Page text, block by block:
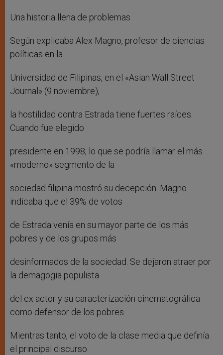
Una historia llena de problemas
Según explicaba Alex Magno, profesor de ciencias
políticas en la
Universidad de Filipinas, en el «Asian Wall Street
Journal» (9 noviembre),
la hostilidad contra Estrada tiene fuertes raíces.
Cuando fue elegido
presidente en 1998, lo que se podría llamar el más
«moderno» segmento de la
sociedad filipina mostró su decepción. Magno
indicaba que el 39% de votos
de Estrada venía en su mayor parte de los más
pobres y de los grupos más
desinformados de la sociedad. Se dejaron atraer por
la demagogia populista
del ex actor y su caracterización cinematográfica
como defensor de los pobres.
Mientras tanto, el voto de la clase media que definía
el principal discurso